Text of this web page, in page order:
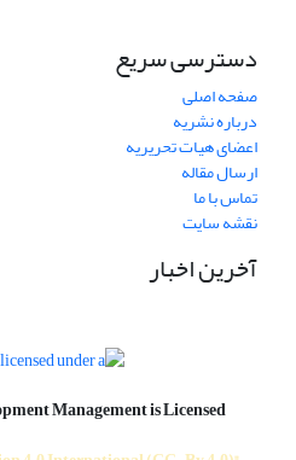
دسترسی سریع
صفحه اصلی
درباره نشریه
اعضای هیات تحریریه
ارسال مقاله
تماس با ما
نقشه سایت
آخرین اخبار
Management is Licensed